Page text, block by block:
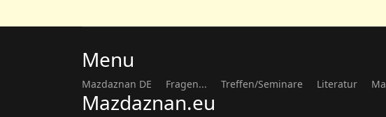
Menu
Mazdaznan DE Fragen... Treffen/Seminare Literatur
Mazdaznan.eu